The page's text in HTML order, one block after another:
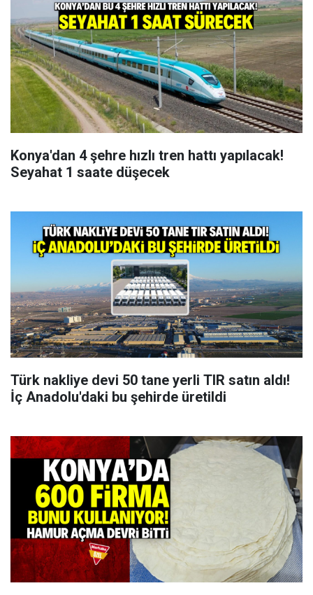
Konya'dan 4 şehre hızlı tren hattı yapılacak!
Seyahat 1 saate düşecek
Türk nakliye devi 50 tane yerli TIR satın aldı!
İç Anadolu'daki bu şehirde üretildi